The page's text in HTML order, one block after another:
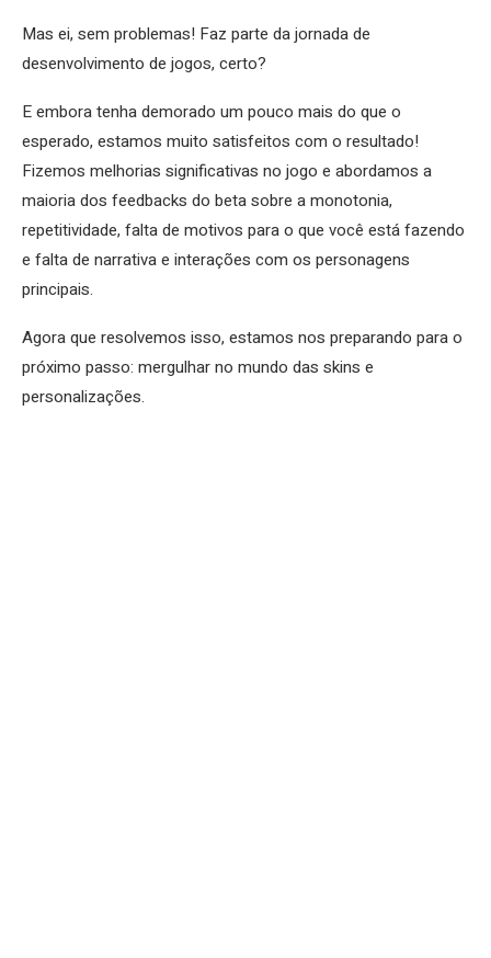
Mas ei, sem problemas! Faz parte da jornada de
desenvolvimento de jogos, certo?
E embora tenha demorado um pouco mais do que o
esperado, estamos muito satisfeitos com o resultado!
Fizemos melhorias significativas no jogo e abordamos a
maioria dos feedbacks do beta sobre a monotonia,
repetitividade, falta de motivos para o que você está fazendo
e falta de narrativa e interações com os personagens
principais.
Agora que resolvemos isso, estamos nos preparando para o
próximo passo: mergulhar no mundo das skins e
personalizações.